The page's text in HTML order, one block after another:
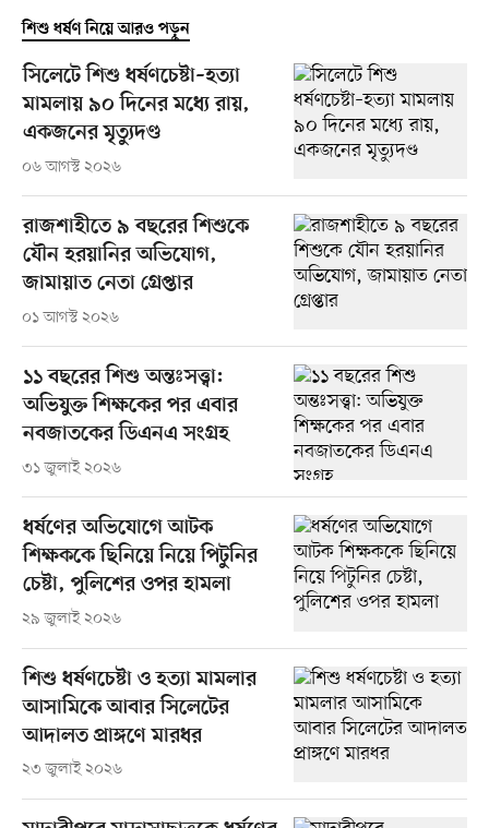
শিশু ধর্ষণ নিয়ে আরও পড়ুন
সিলেটে শিশু ধর্ষণচেষ্টা–হত্যা
মামলায় ৯০ দিনের মধ্যে রায়,
একজনের মৃত্যুদণ্ড
০৬ আগস্ট ২০২৬
রাজশাহীতে ৯ বছরের শিশুকে
যৌন হরয়ানির অভিযোগ,
জামায়াত নেতা গ্রেপ্তার
০১ আগস্ট ২০২৬
১১ বছরের শিশু অন্তঃসত্ত্বা:
অভিযুক্ত শিক্ষকের পর এবার
নবজাতকের ডিএনএ সংগ্রহ
৩১ জুলাই ২০২৬
ধর্ষণের অভিযোগে আটক
শিক্ষককে ছিনিয়ে নিয়ে পিটুনির
চেষ্টা, পুলিশের ওপর হামলা
২৯ জুলাই ২০২৬
শিশু ধর্ষণচেষ্টা ও হত্যা মামলার
আসামিকে আবার সিলেটের
আদালত প্রাঙ্গণে মারধর
২৩ জুলাই ২০২৬